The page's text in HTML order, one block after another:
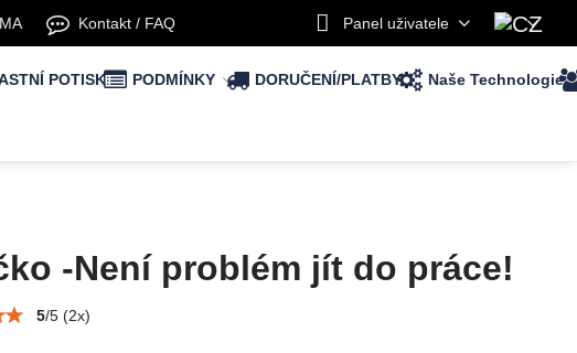
Kontakt / FAQ Panel uživatele
POTISK PODMÍNKY DORUČENÍ/PLATBY Naše Technologie
-Není problém jít do práce!
5/5(2x)